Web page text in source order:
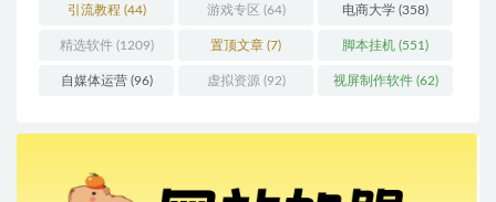
引流教程 (44) 游戏专区 (64) 电商大学 (358)
精选软件(1209) 置顶文章 (7) 脚本挂机 (551)
自媒体运营(96) 虚拟资源 (92) 视屏制作软件(62)